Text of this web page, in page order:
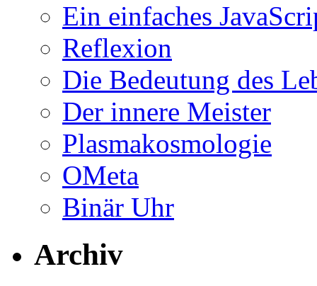
Ein einfaches
Reflexion
Die Bedeutung des
Der innere Meister
Plasmakosmologie
OMeta
Binär Uhr
Archiv